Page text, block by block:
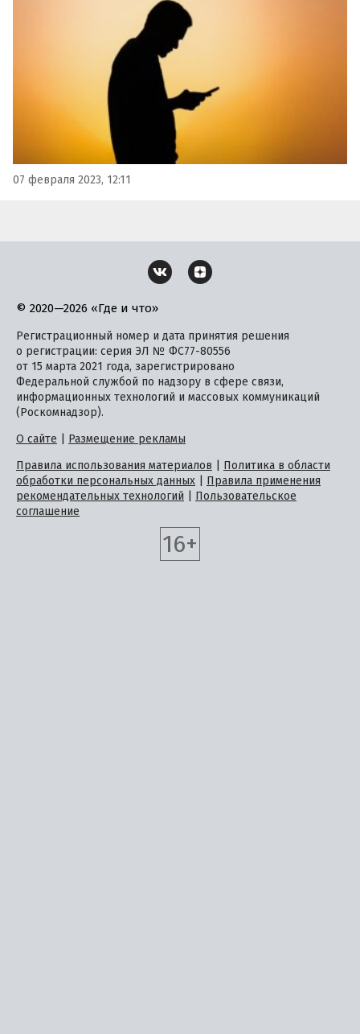
центра SafeNet Национальной технологической
инициативы (НТИ) Денис Кувиков.
07 февраля 2023, 12:11
© 2020—2026 «Где и что»
Регистрационный номер и дата принятия решения
о регистрации: серия ЭЛ № ФС77-80556
от 15 марта 2021 года, зарегистрировано
Федеральной службой по надзору в сфере связи,
информационных технологий и массовых коммуникаций
(Роскомнадзор).
О сайте
Размещение рекламы
Правила использования материалов
Политика в области
обработки персональных данных
Правила применения
рекомендательных технологий
Пользовательское
соглашение
16+